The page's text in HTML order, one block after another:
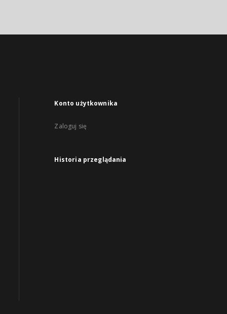
Konto użytkownika
Zaloguj się
Historia przeglądania